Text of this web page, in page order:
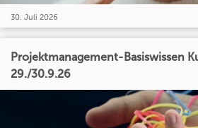
30. Juli 2026
Projektmanagement-Basiswissen
29./30.9.26